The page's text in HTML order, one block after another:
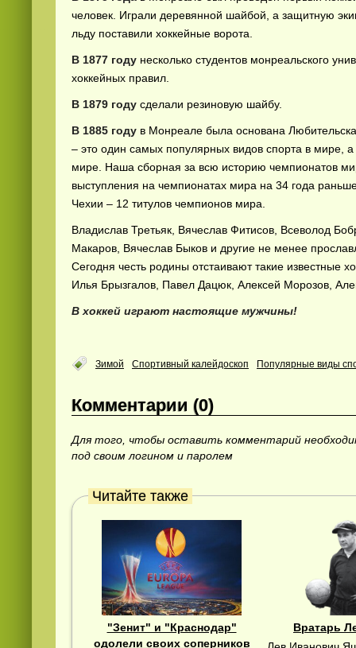
человек. Играли деревянной шайбой, а защитную
льду поставили хоккейные ворота.
В 1877 году несколько студентов монреальского
хоккейных правил.
В 1879 году сделали резиновую шайбу.
В 1885 году в Монреале была основана
– это один самых популярных видов спорта в мире,
мире. Наша сборная за всю историю чемпионатов
выступления на чемпионатах мира на 34 года
Чехии – 12 титулов чемпионов мира.
Владислав Третьяк, Вячеслав Фитисов, Всеволод
Макаров, Вячеслав Быков и другие не менее
Сегодня честь родины отстаивают такие известные
Илья Брызгалов, Павел Дацюк, Алексей Морозов,
В хоккей играют настоящие мужчины!
Зимой Спортивный калейдоскоп Популярные виды
Комментарии (0)
Для того, чтобы оставить комментарий
под своим логином и паролем
Читайте также
"Зенит" и "Краснодар"
одолели своих соперников
Вратарь
видеоонлайн